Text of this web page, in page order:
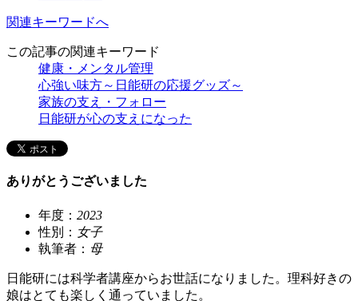
関連キーワードへ
この記事の関連キーワード
健康・メンタル管理
心強い味方～日能研の応援グッズ～
家族の支え・フォロー
日能研が心の支えになった
ありがとうございました
年度： 2023
性別： 女子
執筆者： 母
日能研には科学者講座からお世話になりました。理科好きの
娘はとても楽しく通っていました。